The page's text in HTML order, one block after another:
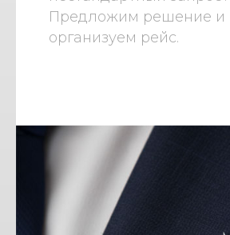
Предложим решение и
организуем рейс.